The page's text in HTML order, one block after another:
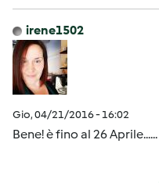
irene1502
Gio, 04/21/2016 - 16:02
Bene! è fino al 26